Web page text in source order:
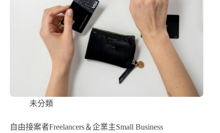
未分類
自由接案者Freelancers＆企業主Small Business